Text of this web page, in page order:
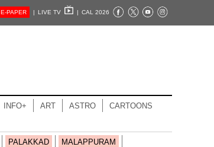
E-PAPER | LIVE TV | CAL 2026
INFO+ ART ASTRO CARTOONS
PALAKKAD
MALAPPURAM